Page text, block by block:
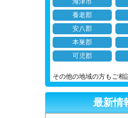
海津市
養老郡
安八郡
本巣郡
可児郡
その他の地域の方もご相
最新情